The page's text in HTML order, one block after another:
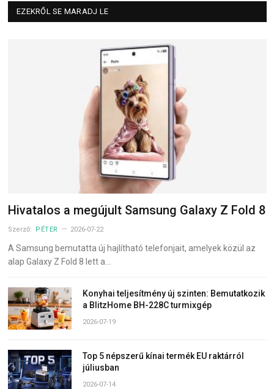
EZEKRŐL SE MARADJ LE
Hivatalos a megújult Samsung Galaxy Z Fold 8
Szerző: PÉTER 2026-07-22
A Samsung bemutatta új hajlítható telefonjait, amelyek közül az
alap Galaxy Z Fold 8 lett a…
Konyhai teljesítmény új szinten: Bemutatkozik
a BlitzHome BH-228C turmixgép
2026-07-19
Top 5 népszerű kínai termék EU raktárról
júliusban
2026-07-14